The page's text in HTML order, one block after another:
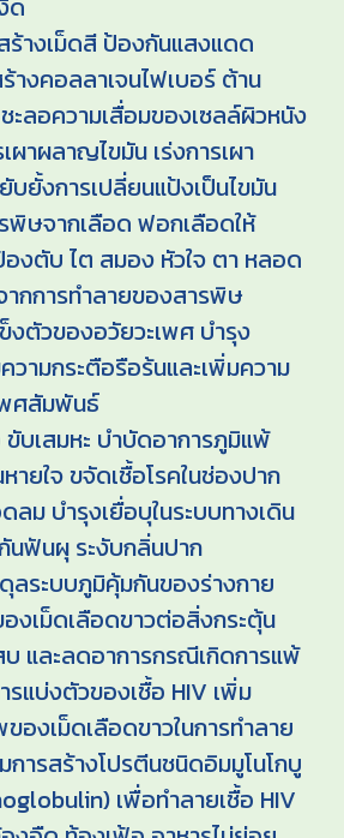
ด
ร้างเม็ดสี ป้องกันแสงแดด
างคอลลาเจนไฟเบอร์ ต้าน
ะลอความเสื่อมของเซลล์ผิวหนัง
ผาผลาญไขมัน เร่งการเผา
ยั้งการเปลี่ยนแป้งเป็นไขมัน
พิษจากเลือด ฟอกเลือดให้
งตับ ไต สมอง หัวใจ ตา หลอด
กการทำลายของสารพิษ
งตัวของอวัยวะเพศ บำรุง
วามกระตือรือร้นและเพิ่มความ
พศสัมพันธ์
ขับเสมหะ บำบัดอาการภูมิแพ้
ายใจ ขจัดเชื้อโรคในช่องปาก
ลม บำรุงเยื่อบุในระบบทางเดิน
นฟันผุ ระงับกลิ่นปาก
ลระบบภูมิคุ้มกันของร่างกาย
งเม็ดเลือดขาวต่อสิ่งกระตุ้น
และลดอาการกรณีเกิดการแพ้
แบ่งตัวของเชื้อ HIV เพิ่ม
องเม็ดเลือดขาวในการทำลาย
การสร้างโปรตีนชนิดอิมมูโนโกบู
เพื่อทำลายเชื้อ HIV